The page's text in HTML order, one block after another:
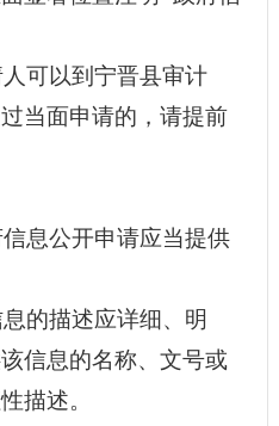
可以到 宁晋县审计
当面申请的，请提前
息公开申请应当提供
的描述应详细、明
信息的名称、文号或
描述。